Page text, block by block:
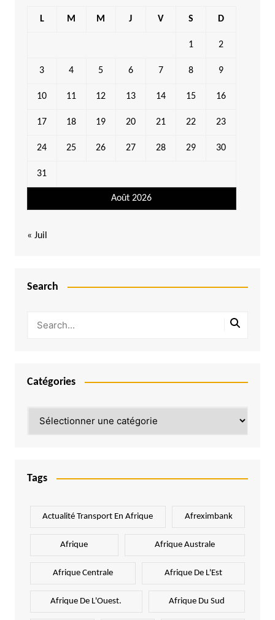
Août 2026
L M M J V S D
1 2
3 4 5 6 7 8 9
10 11 12 13 14 15 16
17 18 19 20 21 22 23
24 25 26 27 28 29 30
31
« Juil
Search
Catégories
Tags
Actualité Transport En Afrique Afreximbank
Afrique Afrique Australe
Afrique Centrale Afrique De L'Est
Afrique De L'Ouest. Afrique Du Sud